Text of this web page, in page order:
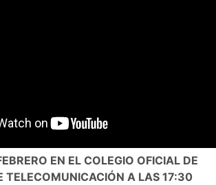
EN EL COLEGIO OFICIAL DE
TELECOMUNICACIÓN A LAS 17:30